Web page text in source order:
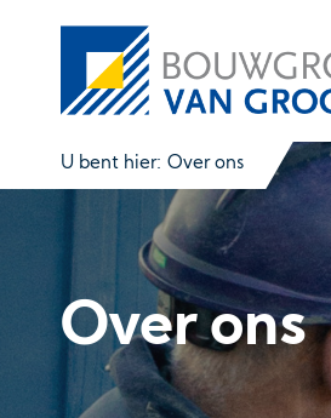
U bent hier: Over ons
Over ons